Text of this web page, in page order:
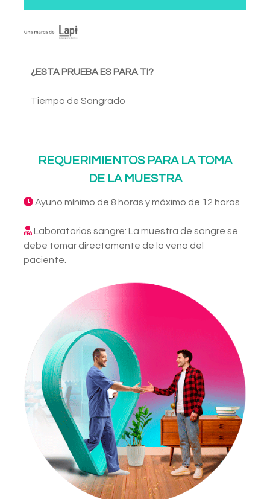
¿ESTA PRUEBA ES PARA TI?
Tiempo de Sangrado
REQUERIMIENTOS PARA LA TOMA
DE LA MUESTRA
Ayuno mínimo de 8 horas y máximo de 12 horas
Laboratorios sangre: La muestra de sangre se
debe tomar directamente de la vena del
paciente.